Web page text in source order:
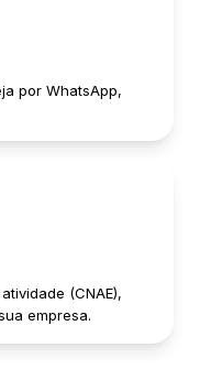
por WhatsApp,
(CNAE),
empresa.